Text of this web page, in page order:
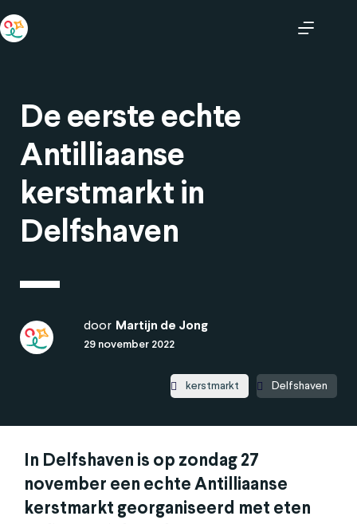
De eerste echte
Antilliaanse
kerstmarkt in
Delfshaven
door Martijn de Jong
29 november 2022
kerstmarkt Delfshaven
In Delfshaven is op zondag 27
november een echte Antilliaanse
kerstmarkt georganiseerd met eten